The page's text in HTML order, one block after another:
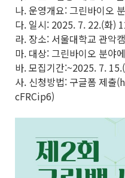
나. 운영개요: 그린바이오
다. 일시: 2025. 7. 22.(화)
라. 장소: 서울대학교 관악
마. 대상: 그린바이오 분야
바. 모집기간:~2025. 7.
사. 신청방법: 구글폼 제
cFRCip6)